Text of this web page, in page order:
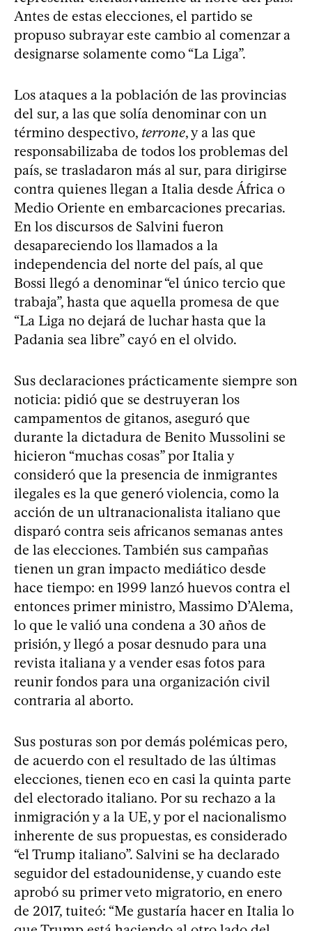
Antes de estas elecciones, el partido se
propuso subrayar este cambio al comenzar a
designarse solamente como “La Liga”.
Los ataques a la población de las provincias
del sur, a las que solía denominar con un
término despectivo, terrone, y a las que
responsabilizaba de todos los problemas del
país, se trasladaron más al sur, para dirigirse
contra quienes llegan a Italia desde África o
Medio Oriente en embarcaciones precarias.
En los discursos de Salvini fueron
desapareciendo los llamados a la
independencia del norte del país, al que
Bossi llegó a denominar “el único tercio que
trabaja”, hasta que aquella promesa de que
“La Liga no dejará de luchar hasta que la
Padania sea libre” cayó en el olvido.
Sus declaraciones prácticamente siempre son
noticia: pidió que se destruyeran los
campamentos de gitanos, aseguró que
durante la dictadura de Benito Mussolini se
hicieron “muchas cosas” por Italia y
consideró que la presencia de inmigrantes
ilegales es la que generó violencia, como la
acción de un ultranacionalista italiano que
disparó contra seis africanos semanas antes
de las elecciones. También sus campañas
tienen un gran impacto mediático desde
hace tiempo: en 1999 lanzó huevos contra el
entonces primer ministro, Massimo D’Alema,
lo que le valió una condena a 30 años de
prisión, y llegó a posar desnudo para una
revista italiana y a vender esas fotos para
reunir fondos para una organización civil
contraria al aborto.
Sus posturas son por demás polémicas pero,
de acuerdo con el resultado de las últimas
elecciones, tienen eco en casi la quinta parte
del electorado italiano. Por su rechazo a la
inmigración y a la UE, y por el nacionalismo
inherente de sus propuestas, es considerado
“el Trump italiano”. Salvini se ha declarado
seguidor del estadounidense, y cuando este
aprobó su primer veto migratorio, en enero
de 2017, tuiteó: “Me gustaría hacer en Italia lo